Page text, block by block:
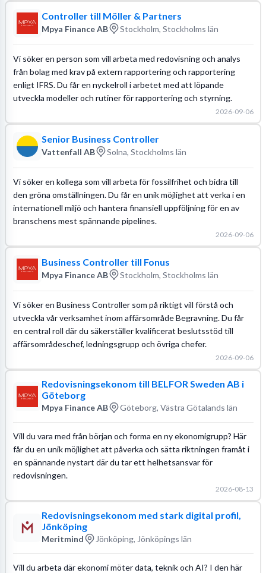
Controller till Möller & Partners
Mpya Finance AB Stockholm, Stockholms län
Vi söker en person som vill arbeta med redovisning och analys
från bolag med krav på extern rapportering och rapportering
enligt IFRS. Du får en nyckelroll i arbetet med att löpande
utveckla modeller och rutiner för rapportering och styrning.
2026-09-06
Senior Business Controller
Vattenfall AB Solna, Stockholms län
Vi söker en kollega som vill arbeta för fossilfrihet och bidra till
den gröna omställningen. Du får en unik möjlighet att verka i en
internationell miljö och hantera finansiell uppföljning för en av
branschens mest spännande pipelines.
2026-09-06
Business Controller till Fonus
Mpya Finance AB Stockholm, Stockholms län
Vi söker en Business Controller som på riktigt vill förstå och
utveckla vår verksamhet inom affärsområde Begravning. Du får
en central roll där du säkerställer kvalificerat beslutsstöd till
affärsområdeschef, ledningsgrupp och övriga chefer.
2026-09-06
Redovisningsekonom till BELFOR Sweden AB i
Göteborg
Mpya Finance AB Göteborg, Västra Götalands län
Vill du vara med från början och forma en ny ekonomigrupp? Här
får du en unik möjlighet att påverka och sätta riktningen framåt i
en spännande nystart där du tar ett helhetsansvar för
redovisningen.
2026-08-13
Redovisningsekonom med stark digital profil,
Jönköping
Meritmind Jönköping, Jönköpings län
Vill du arbeta där ekonomi möter data, teknik och AI? I den här